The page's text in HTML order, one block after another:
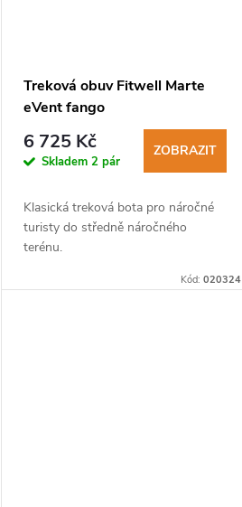
Treková obuv Fitwell Marte
eVent fango
6 725 Kč
Skladem 2 pár
ZOBRAZIT
Klasická treková bota pro náročné
turisty do středně náročného
terénu.
Kód:020324